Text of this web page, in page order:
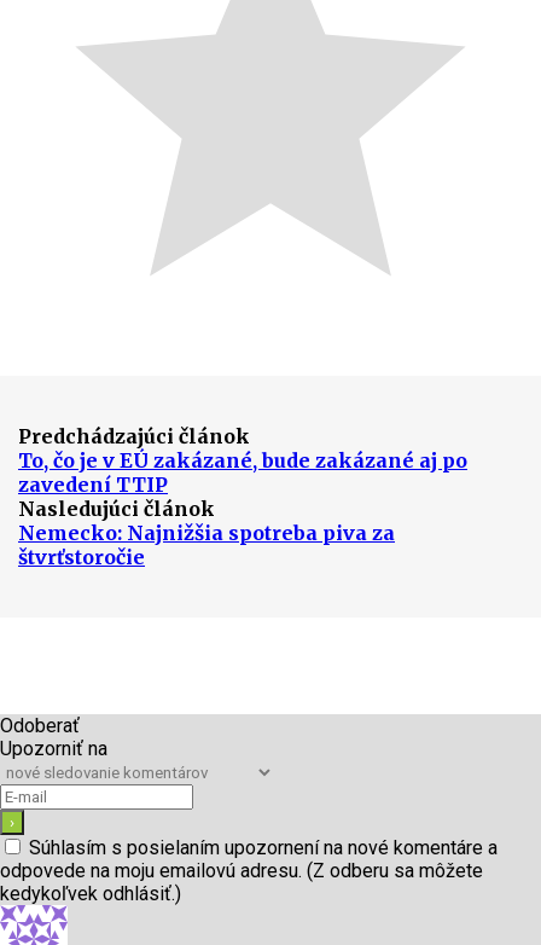
Predchádzajúci článok
To, čo je v EÚ zakázané, bude zakázané aj po
zavedení TTIP
Nasledujúci článok
Nemecko: Najnižšia spotreba piva za
štvrťstoročie
Odoberať
Upozorniť na
Súhlasím s posielaním upozornení na nové komentáre a
odpovede na moju emailovú adresu. (Z odberu sa môžete
kedykoľvek odhlásiť.)